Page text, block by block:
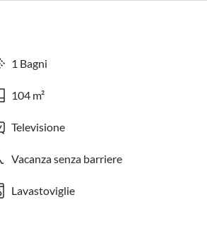
1 Bagni
104 m²
Televisione
Vacanza senza barriere
Lavastoviglie